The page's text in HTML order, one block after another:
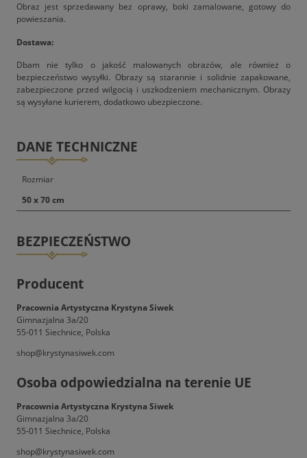
Obraz jest sprzedawany bez oprawy, boki zamalowane, gotowy do
powieszania.
Dostawa:
Dbam nie tylko o jakość malowanych obrazów, ale również o
bezpieczeństwo wysyłki. Obrazy są starannie i solidnie zapakowane,
zabezpieczone przed wilgocią i uszkodzeniem mechanicznym. Obrazy
są wysyłane kurierem, dodatkowo ubezpieczone.
DANE TECHNICZNE
Rozmiar
50 x 70 cm
BEZPIECZEŃSTWO
Producent
Pracownia Artystyczna Krystyna Siwek
Gimnazjalna 3a/20
55-011 Siechnice, Polska
shop@krystynasiwek.com
Osoba odpowiedzialna na terenie UE
Pracownia Artystyczna Krystyna Siwek
Gimnazjalna 3a/20
55-011 Siechnice, Polska
shop@krystynasiwek.com